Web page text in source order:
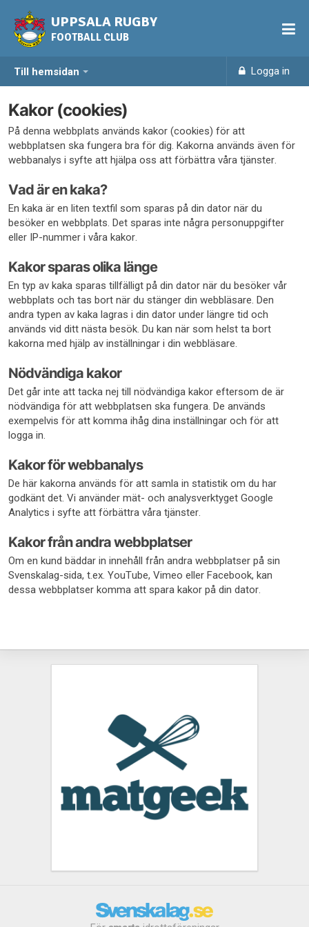
Till hemsidan Logga in
UPPSALA RUGBY
FOOTBALL CLUB
Kakor (cookies)
På denna webbplats används kakor (cookies) för att
webbplatsen ska fungera bra för dig. Kakorna används även för
webbanalys i syfte att hjälpa oss att förbättra våra tjänster.
Vad är en kaka?
En kaka är en liten textfil som sparas på din dator när du
besöker en webbplats. Det sparas inte några personuppgifter
eller IP-nummer i våra kakor.
Kakor sparas olika länge
En typ av kaka sparas tillfälligt på din dator när du besöker vår
webbplats och tas bort när du stänger din webbläsare. Den
andra typen av kaka lagras i din dator under längre tid och
används vid ditt nästa besök. Du kan när som helst ta bort
kakorna med hjälp av inställningar i din webbläsare.
Nödvändiga kakor
Det går inte att tacka nej till nödvändiga kakor eftersom de är
nödvändiga för att webbplatsen ska fungera. De används
exempelvis för att komma ihåg dina inställningar och för att
logga in.
Kakor för webbanalys
De här kakorna används för att samla in statistik om du har
godkänt det. Vi använder mät- och analysverktyget Google
Analytics i syfte att förbättra våra tjänster.
Kakor från andra webbplatser
Om en kund bäddar in innehåll från andra webbplatser på sin
Svenskalag-sida, t.ex. YouTube, Vimeo eller Facebook, kan
dessa webbplatser komma att spara kakor på din dator.